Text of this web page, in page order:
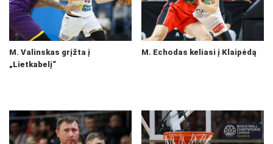
M. Valinskas grįžta į
„Lietkabelį“
M. Echodas keliasi į Klaipėdą